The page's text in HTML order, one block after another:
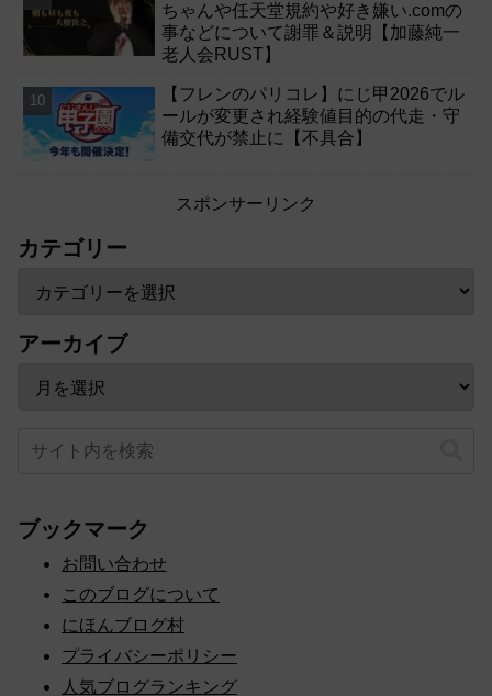
ちゃんや任天堂規約や好き嫌い.comの
事などについて謝罪＆説明【加藤純一
老人会RUST】
【フレンのパリコレ】にじ甲2026でル
ールが変更され経験値目的の代走・守
備交代が禁止に【不具合】
スポンサーリンク
カテゴリー
アーカイブ
ブックマーク
お問い合わせ
このブログについて
にほんブログ村
プライバシーポリシー
人気ブログランキング